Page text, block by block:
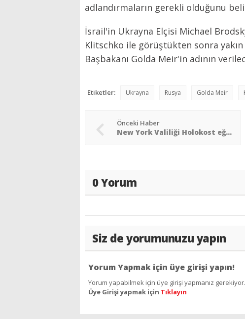
adlandırmaların gerekli olduğunu
İsrail'in Ukrayna Elçisi Michael
Klitschko ile görüştükten sonra
Başbakanı Golda Meir'in adının
Etiketler: Ukrayna Rusya Golda Meir
Önceki Haber
New York Valiliği Holokost eğitim yasasını imzaladı
0 Yorum
Siz de yorumunuzu yapın
Yorum Yapmak için üye girişi yapın!
Yorum yapabilmek için üye girişi yapmanız
Üye Girişi yapmak için Tıklayın